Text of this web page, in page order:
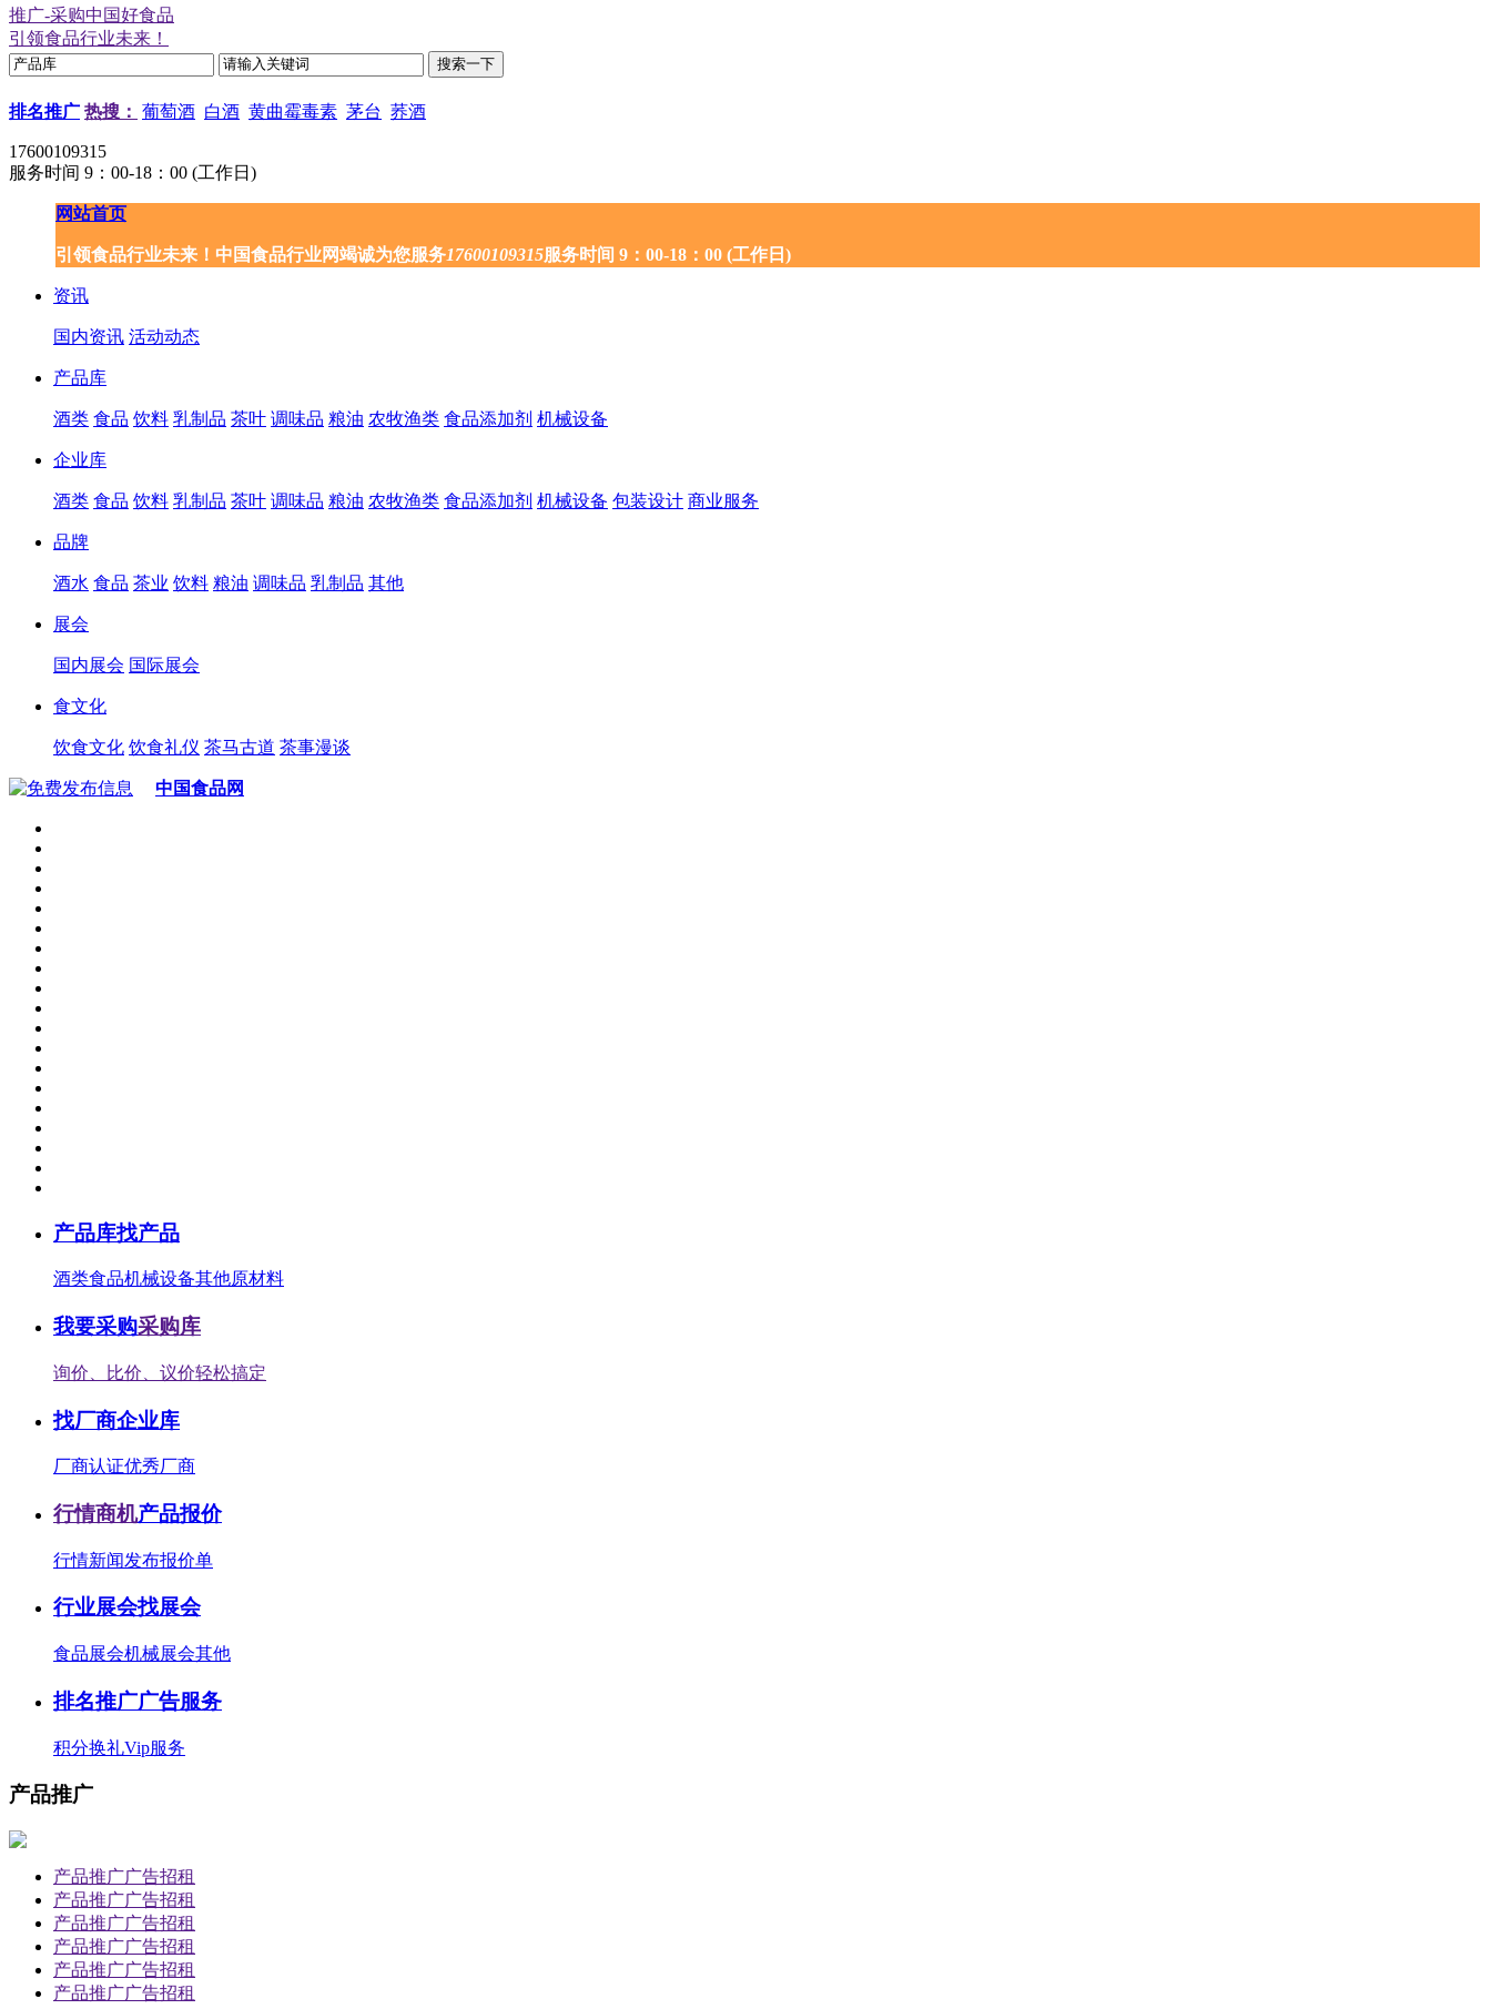
推广-采购中国好食品
引领食品行业未来！
排名推广 热搜： 葡萄酒 白酒 黄曲霉毒素 茅台 荞酒
17600109315
服务时间 9：00-18：00 (工作日)
网站首页
引领食品行业未来！中国食品行业网竭诚为您服务17600109315服务时间 9：00-18：00 (工作日)
资讯
国内资讯 活动动态
产品库
酒类 食品 饮料 乳制品 茶叶 调味品 粮油 农牧渔类 食品添加剂 机械设备
企业库
酒类 食品 饮料 乳制品 茶叶 调味品 粮油 农牧渔类 食品添加剂 机械设备 包装设计 商业服务
品牌
酒水 食品 茶业 饮料 粮油 调味品 乳制品 其他
展会
国内展会 国际展会
食文化
饮食文化 饮食礼仪 茶马古道 茶事漫谈
中国食品网
产品库找产品
酒类食品机械设备其他原材料
我要采购采购库
询价、比价、议价轻松搞定
找厂商企业库
厂商认证优秀厂商
行情商机产品报价
行情新闻发布报价单
行业展会找展会
食品展会机械展会其他
排名推广广告服务
积分换礼Vip服务
产品推广
产品推广广告招租
产品推广广告招租
产品推广广告招租
产品推广广告招租
产品推广广告招租
产品推广广告招租